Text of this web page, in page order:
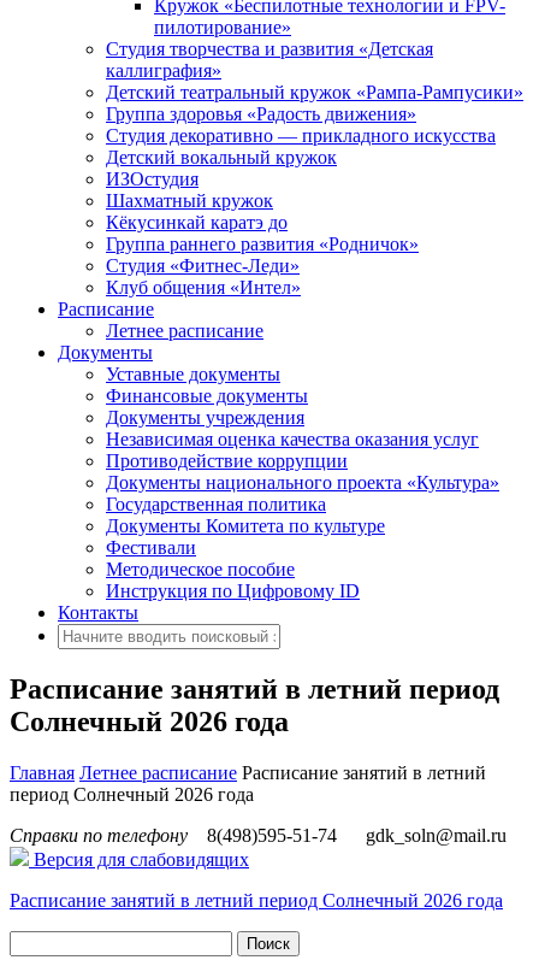
Кружок «Беспилотные технологии и FPV-
пилотирование»
Студия творчества и развития «Детская
каллиграфия»
Детский театральный кружок «Рампа-Рампусики»
Группа здоровья «Радость движения»
Студия декоративно — прикладного искусства
Детский вокальный кружок
ИЗОстудия
Шахматный кружок
Кёкусинкай каратэ до
Группа раннего развития «Родничок»
Cтудия «Фитнес-Леди»
Клуб общения «Интел»
Расписание
Летнее расписание
Документы
Уставные документы
Финансовые документы
Документы учреждения
Независимая оценка качества оказания услуг
Противодействие коррупции
Документы национального проекта «Культура»
Государственная политика
Документы Комитета по культуре
Фестивали
Методическое пособие
Инструкция по Цифровому ID
Контакты
Расписание занятий в летний период
Солнечный 2026 года
Главная Летнее расписание Расписание занятий в летний
период Солнечный 2026 года
Справки по телефону
8(498)595-51-74
gdk_soln@mail.ru
Версия для слабовидящих
Расписание занятий в летний период Солнечный 2026 года